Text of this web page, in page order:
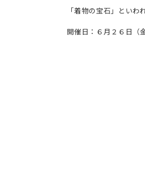
「着物の宝石」とい
開催日：６月２６日（